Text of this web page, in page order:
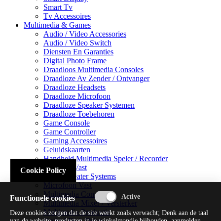
Smart Tv
Tv Accessoires
Multimedia & Games
Audio / Video Accessories
Audio / Video Switch
Diensten En Garanties
Digital Photo Frame
Draadloos Multimedia Consoles
Draadloze Av Zender / Ontvanger
Draadloze Headsets
Draadloze Microfoon
Draadloze Speaker Systemen
Draadloze Toebehoren
Game Console
Game Controller
Gaming Accessoires
Geluidskaarten
Handheld Multimedia Speler / Recorder
Headsets Vast
Home Theater Systems
Microfoon Vast
Multimedia Consoles
Multimedia Mixer / Versterker
Multimedia Productie
Cookie Policy
Functionele cookies
Deze cookies zorgen dat de site werkt zoals verwacht; Denk aan de taal